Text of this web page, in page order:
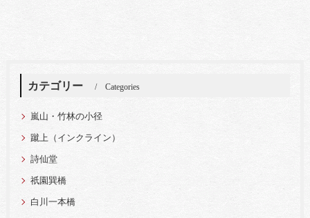
カテゴリー Categories
嵐山・竹林の小径
蹴上（インクライン）
詩仙堂
祇園巽橋
白川一本橋